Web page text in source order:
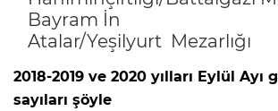
Bayram
Atalar/Yeşilyurt Mezarlığı
2018-2019 ve 2020 yılları Eylül
sayıları şöyle